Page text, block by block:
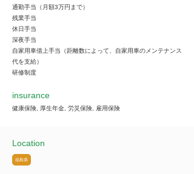
通勤手当（月額3万円まで）
残業手当
休日手当
深夜手当
自家用車借上手当（距離数によって、自家用車のメンテナンス
代を支給）
研修制度
insurance
健康保険, 厚生年金, 労災保険, 雇用保険
Location
福島県